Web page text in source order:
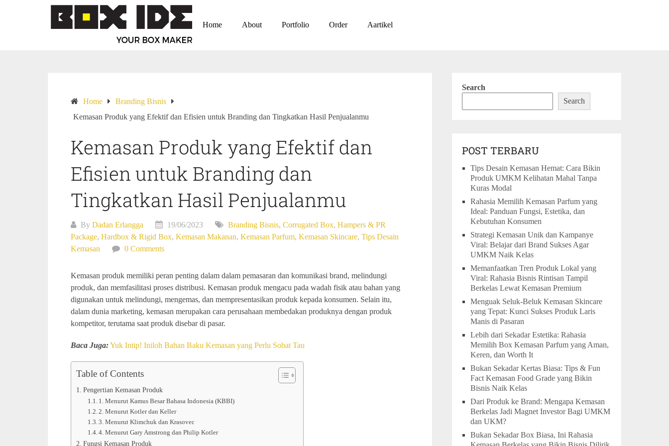
Home About Portfolio Order Aartikel
Home
Branding Bisnis
Kemasan Produk yang Efektif dan Efisien untuk Branding dan Tingkatkan Hasil Penjualanmu
Kemasan Produk yang Efektif dan
Efisien untuk Branding dan
Tingkatkan Hasil Penjualanmu
By Dadan Erlangga 19/06/2023 Branding Bisnis, Corrugated Box, Hampers & PR
Package, Hardbox & Rigid Box, Kemasan Makanan, Kemasan Parfum, Kemasan Skincare, Tips Desain
Kemasan
0 Comments
Kemasan produk memiliki peran penting dalam dalam pemasaran dan komunikasi brand, melindungi
produk, dan memfasilitasi proses distribusi. Kemasan produk mengacu pada wadah fisik atau bahan yang
digunakan untuk melindungi, mengemas, dan mempresentasikan produk kepada konsumen. Selain itu,
dalam dunia marketing, kemasan merupakan cara perusahaan membedakan produknya dengan produk
kompetitor, terutama saat produk disebar di pasar.
Baca Juga:Yuk Intip! Iniloh Bahan Baku Kemasan yang Perlu Sobat Tau
Table of Contents
Pengertian Kemasan Produk
1. Menurut Kamus Besar Bahasa Indonesia (KBBI)
2. Menurut Kotler dan Keller
3. Menurut Klimchuk dan Krasovec
4. Menurut Gary Amstrong dan Philip Kotler
Fungsi Kemasan Produk
Search
Search
POST TERBARU
Tips Desain Kemasan Hemat: Cara Bikin
Produk UMKM Kelihatan Mahal Tanpa
Kuras Modal
Rahasia Memilih Kemasan Parfum yang
Ideal: Panduan Fungsi, Estetika, dan
Kebutuhan Konsumen
Strategi Kemasan Unik dan Kampanye
Viral: Belajar dari Brand Sukses Agar
UMKM Naik Kelas
Memanfaatkan Tren Produk Lokal yang
Viral: Rahasia Bisnis Rintisan Tampil
Berkelas Lewat Kemasan Premium
Menguak Seluk-Beluk Kemasan Skincare
yang Tepat: Kunci Sukses Produk Laris
Manis di Pasaran
Lebih dari Sekadar Estetika: Rahasia
Memilih Box Kemasan Parfum yang Aman,
Keren, dan Worth It
Bukan Sekadar Kertas Biasa: Tips & Fun
Fact Kemasan Food Grade yang Bikin
Bisnis Naik Kelas
Dari Produk ke Brand: Mengapa Kemasan
Berkelas Jadi Magnet Investor Bagi UMKM
dan UKM?
Bukan Sekadar Box Biasa, Ini Rahasia